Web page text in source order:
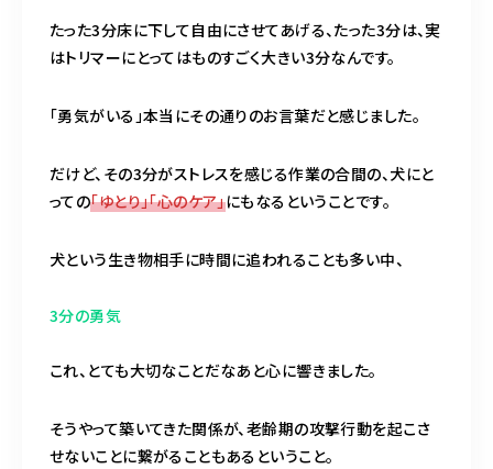
たった3分床に下して自由にさせてあげる、たった3分は、実
はトリマーにとってはものすごく大きい3分なんです。
「勇気がいる」本当にその通りのお言葉だと感じました。
だけど、その3分がストレスを感じる作業の合間の、犬にと
っての「ゆとり」「心のケア」にもなるということです。
犬という生き物相手に時間に追われることも多い中、
3分の勇気
これ、とても大切なことだなあと心に響きました。
そうやって築いてきた関係が、老齢期の攻撃行動を起こさ
せないことに繋がることもあるということ。